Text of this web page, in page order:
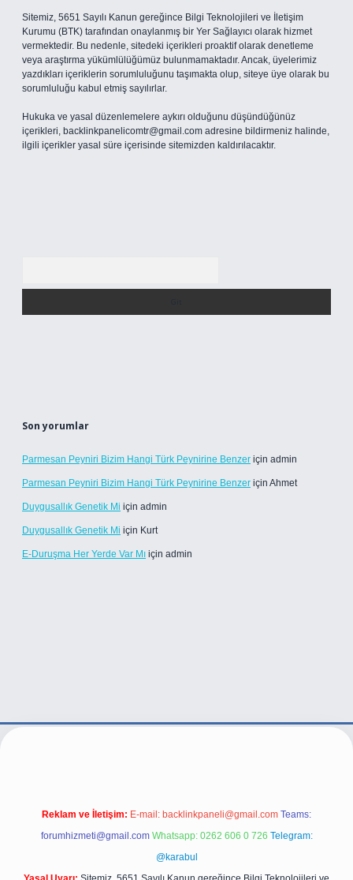
Sitemiz, 5651 Sayılı Kanun gereğince Bilgi Teknolojileri ve İletişim
Kurumu (BTK) tarafından onaylanmış bir Yer Sağlayıcı olarak hizmet
vermektedir. Bu nedenle, sitedeki içerikleri proaktif olarak denetleme
veya araştırma yükümlülüğümüz bulunmamaktadır. Ancak, üyelerimiz
yazdıkları içeriklerin sorumluluğunu taşımakta olup, siteye üye olarak bu
sorumluluğu kabul etmiş sayılırlar.
Hukuka ve yasal düzenlemelere aykırı olduğunu düşündüğünüz
içerikleri, backlinkpanelicomtr@gmail.com adresine bildirmeniz halinde,
ilgili içerikler yasal süre içerisinde sitemizden kaldırılacaktır.
Son yorumlar
Parmesan Peyniri Bizim Hangi Türk Peynirine Benzer için admin
Parmesan Peyniri Bizim Hangi Türk Peynirine Benzer için Ahmet
Duygusallık Genetik Mi için admin
Duygusallık Genetik Mi için Kurt
E-Duruşma Her Yerde Var Mı için admin
Reklam ve İletişim: E-mail: backlinkpaneli@gmail.com Teams:
forumhizmeti@gmail.com Whatsapp: 0262 606 0 726 Telegram:
@karabul